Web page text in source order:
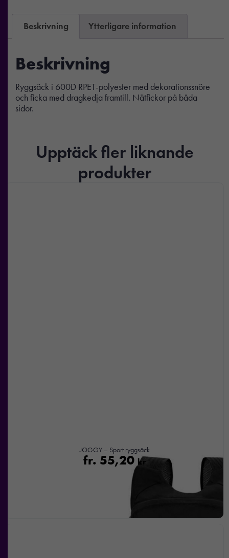
Beskrivning Ytterligare information
Beskrivning
Ryggsäck i 600D RPET-polyester med dekorationssnöre
och ficka med dragkedja framtill. Nätfickor på båda
sidor.
Upptäck fler liknande
produkter
JOGGY – Sport ryggsäck
fr. 55,20 kr